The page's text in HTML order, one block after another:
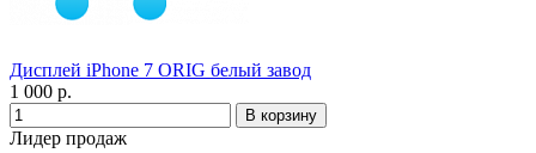
Дисплей iPhone 7 ORIG белый завод
1 000 р.
Лидер продаж